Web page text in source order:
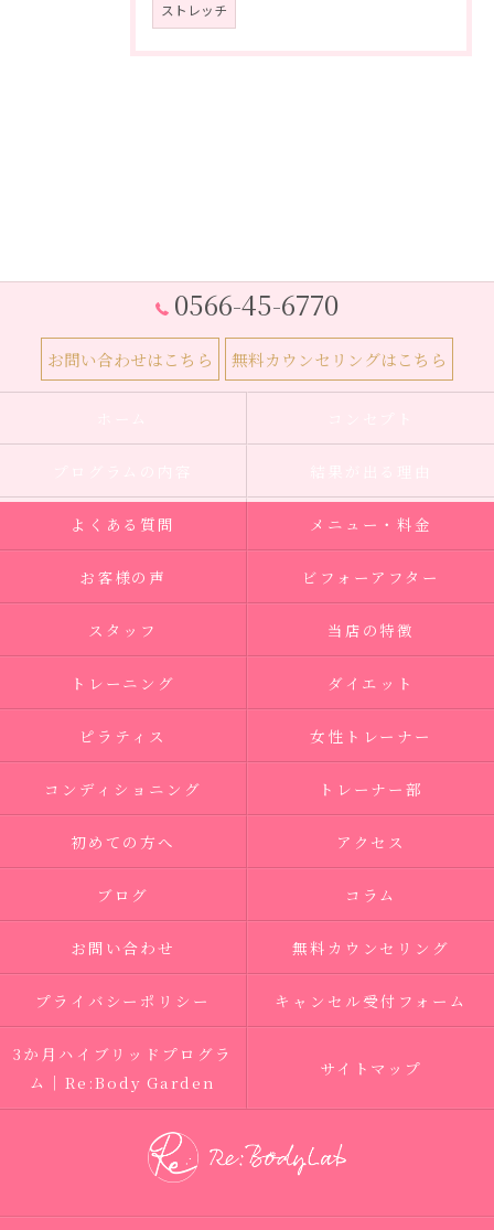
ストレッチ
0566-45-6770
お問い合わせはこちら 無料カウンセリングはこちら
よくある質問 メニュー・料金
お客様の声 ビフォーアフター
スタッフ 当店の特徴
トレーニング ダイエット
ピラティス 女性トレーナー
コンディショニング トレーナー部
初めての方へ アクセス
ブログ コラム
お問い合わせ 無料カウンセリング
プライバシーポリシー キャンセル受付フォーム
3か月ハイブリッドプログラ
ム｜Re:Body Garden
サイトマップ